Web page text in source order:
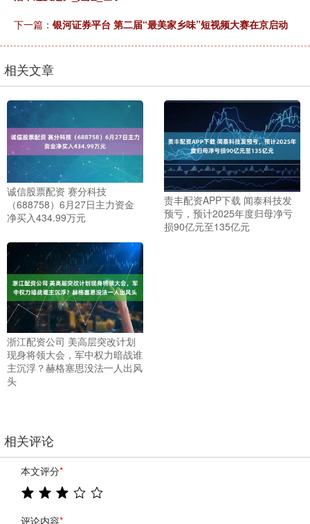
下一篇： 银河证券平台 第二届“最美家乡味”短视频大赛在京启动
相关文章
诚信股票配资 赛分科技
（688758）6月27日主力资金
净买入434.99万元
责丰配资APP下载 闻泰科技发
预亏，预计2025年度归母净亏
损90亿元至135亿元
浙江配资公司 美高层突改计划
现身将领大会，军中权力暗战谁
主沉浮？赫格塞思没法一人出风
头
相关评论
本文评分*
评论内容*